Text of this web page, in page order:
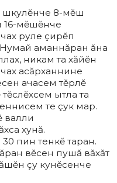
шкулĕнче 8-мĕш
16-мĕшĕнче
руле çирĕп
аманнăран ăна
никам та хăйĕн
асăрханнине
ачасем тĕрлĕ
ытла та
те çук мар.
валли
хунă.
пин тенкĕ таран.
вĕсен пушă вăхăт
çу кунĕсенче